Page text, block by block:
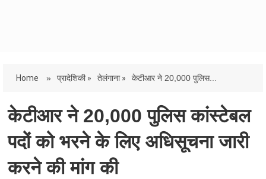
Home » प्रादेशिकी » तेलंगाना » केटीआर ने 20,000 पुलिस...
केटीआर ने 20,000 पुलिस कांस्टेबल
पदों को भरने के लिए अधिसूचना जारी
करने की मांग की